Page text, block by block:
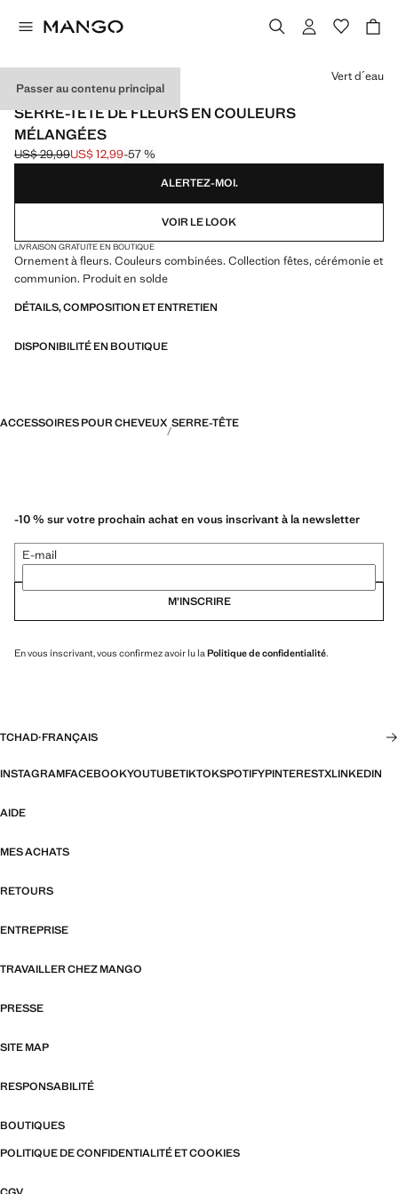
Passer au contenu principal
CELEBRATION
SERRE-TÊTE DE FLEURS EN COULEURS
MÉLANGÉES
Prix initial barré [US$ 29,99 ]
US$ 29,99
Prix actuel [US$ 12,99 ]
US$ 12,99-57 %
Choisissez une couleur
Vert d´eau
ALERTEZ-MOI.
VOIR LE LOOK
LIVRAISON GRATUITE EN BOUTIQUE
Ornement à fleurs. Couleurs combinées. Collection fêtes, cérémonie et
communion. Produit en solde
DÉTAILS, COMPOSITION ET ENTRETIEN
DISPONIBILITÉ EN BOUTIQUE
ACCESSOIRES POUR CHEVEUX SERRE-TÊTE
-10 % sur votre prochain achat en vous inscrivant à la newsletter
E-mail
M’INSCRIRE
En vous inscrivant, vous confirmez avoir lu la Politique de confidentialité.
TCHAD·FRANÇAIS
INSTAGRAMFACEBOOKYOUTUBETIKTOKSPOTIFYPINTERESTXLINKEDIN
AIDE
MES ACHATS
RETOURS
ENTREPRISE
TRAVAILLER CHEZ MANGO
PRESSE
SITE MAP
RESPONSABILITÉ
BOUTIQUES
POLITIQUE DE CONFIDENTIALITÉ ET COOKIES